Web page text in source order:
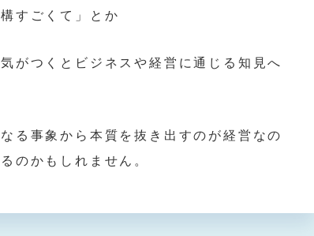
すごくて」とか
がつくとビジネスや経営に通じる知見へ
る事象から本質を抜き出すのが経営なの
のかもしれません。